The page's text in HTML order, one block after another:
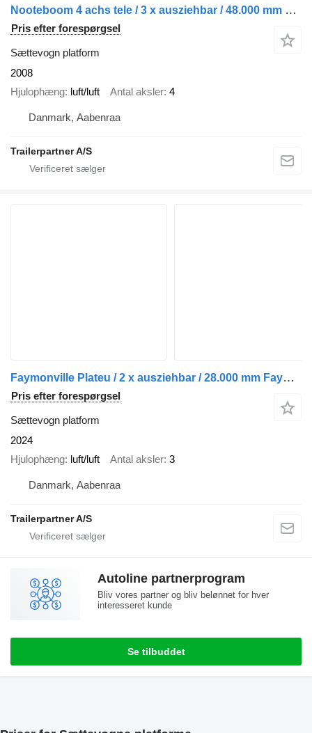
Nooteboom 4 achs tele / 3 x ausziehbar / 48.000 mm Nooteboom 4 achs tele
Pris efter forespørgsel
Sættevogn platform
2008
Hjulophæng luft/luft Antal aksler 4
Danmark, Aabenraa
Trailerpartner A/S
Faymonville Plateu / 2 x ausziehbar / 28.000 mm Faymonville Mega / 2 x auszi
Pris efter forespørgsel
Sættevogn platform
2024
Hjulophæng luft/luft Antal aksler 3
Danmark, Aabenraa
Trailerpartner A/S
Autoline partnerprogram
Bliv vores partner og bliv belønnet for hver
interesseret kunde
Se tilbuddet